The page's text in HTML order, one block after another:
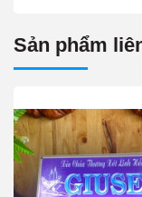
Sản phẩm